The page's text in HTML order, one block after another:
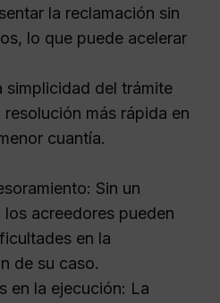
la reclamación sin
lo que puede acelerar
simplicidad del trámite
resolución más rápida en
cuantía.
Sin un
los acreedores pueden
en la
de su caso.
en la ejecución: La